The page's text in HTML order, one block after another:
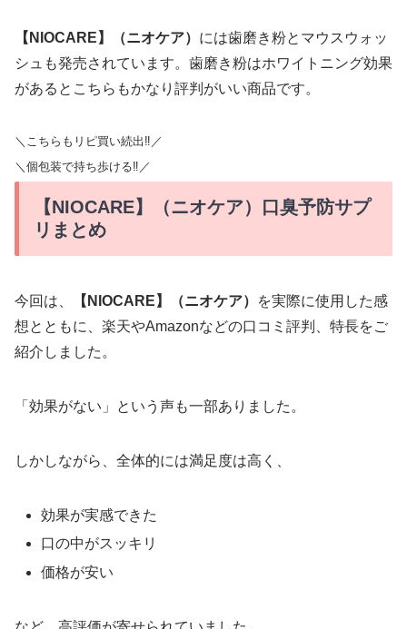
【NIOCARE】（ニオケア） には歯磨き粉とマウスウォッ
シュも発売されています。歯磨き粉はホワイトニング効果
があるとこちらもかなり評判がいい商品です。
＼こちらもリピ買い続出‼︎／
＼個包装で持ち歩ける‼︎／
【NIOCARE】（ニオケア）口臭予防サプ
リまとめ
今回は、 【NIOCARE】（ニオケア）
を実際に使用した感
想とともに、楽天やAmazonなどの口コミ評判、特長をご
紹介しました。
「効果がない」という声も一部ありました。
しかしながら、全体的には満足度は高く、
効果が実感できた
口の中がスッキリ
価格が安い